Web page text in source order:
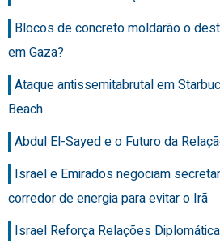
Blocos de concreto moldarão o
em Gaza?
Ataque antissemitabrutal em
Beach
Abdul El-Sayed e o Futuro da
Israel e Emirados negociam
corredor de energia para evitar o Irã
Israel Reforça Relações